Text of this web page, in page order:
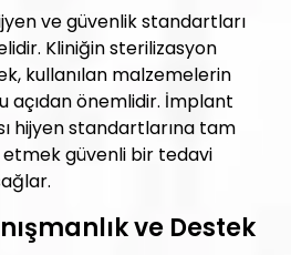
ve güvenlik standartları
Kliniğin sterilizasyon
kullanılan malzemelerin
açıdan önemlidir. İmplant
hijyen standartlarına tam
güvenli bir tedavi
ve Destek